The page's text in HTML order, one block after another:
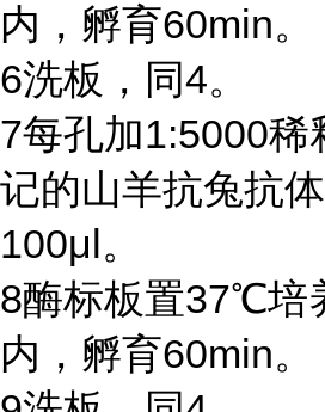
内，孵育60min。
6洗板，同4。
7每孔加1:5000稀
记的山羊抗兔抗
100μl。
8酶标板置37℃培
内，孵育60min。